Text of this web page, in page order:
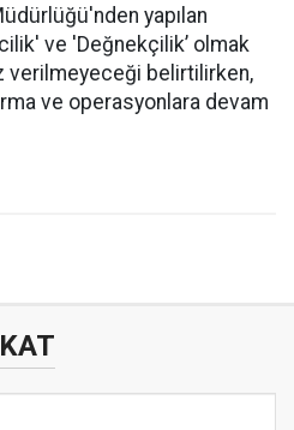
yapılan
ve 'Değnekçilik’ olmak
verilmeyeceği belirtilirken,
ve operasyonlara devam